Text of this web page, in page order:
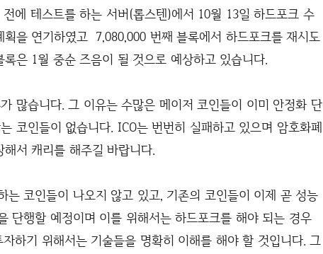
에 테스트를 하는 서버(롭스텐)에서 10월 13일 하드포크 수
을 연기하였고 7,080,000 번째 블록에서 하드포크를 재시도
은 1월 중순 즈음이 될 것으로 예상하고 있습니다.
많습니다. 그 이유는 수많은 메이저 코인들이 이미 안정화 단
코인들이 없습니다. ICO는 번번히 실패하고 있으며 암호화폐
서 캐리를 해주길 바랍니다.
는 코인들이 나오지 않고 있고, 기존의 코인들이 이제 곧 성능
단행할 예정이며 이를 위해서는 하드포크를 해야 되는 경우
하기 위해서는 기술들을 명확히 이해를 해야 할 것입니다. 그